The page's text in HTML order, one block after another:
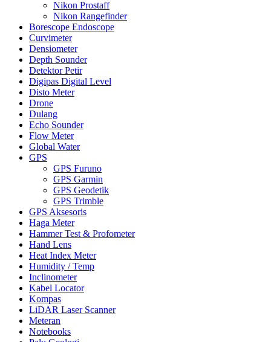
Nikon Prostaff
Nikon Rangefinder
Borescope Endoscope
Curvimeter
Densiometer
Depth Sounder
Detektor Petir
Digipas Digital Level
Disto Meter
Drone
Dulang
Echo Sounder
Flow Meter
Global Water
GPS
GPS Furuno
GPS Garmin
GPS Geodetik
GPS Trimble
GPS Aksesoris
Haga Meter
Hammer Test & Profometer
Hand Lens
Heat Index Meter
Humidity / Temp
Inclinometer
Kabel Locator
Kompas
LiDAR Laser Scanner
Meteran
Notebooks